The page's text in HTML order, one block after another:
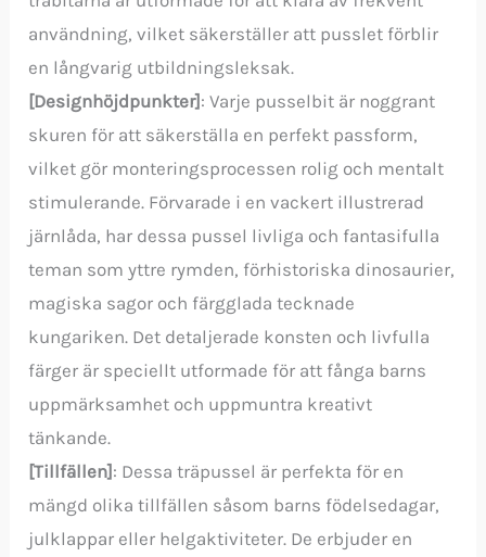
användning, vilket säkerställer att pusslet förblir
en långvarig utbildningsleksak.
[Designhöjdpunkter] : Varje pusselbit är noggrant
skuren för att säkerställa en perfekt passform,
vilket gör monteringsprocessen rolig och mentalt
stimulerande. Förvarade i en vackert illustrerad
järnlåda, har dessa pussel livliga och fantasifulla
teman som yttre rymden, förhistoriska dinosaurier,
magiska sagor och färgglada tecknade
kungariken. Det detaljerade konsten och livfulla
färger är speciellt utformade för att fånga barns
uppmärksamhet och uppmuntra kreativt
tänkande.
[Tillfällen] : Dessa träpussel är perfekta för en
mängd olika tillfällen såsom barns födelsedagar,
julklappar eller helgaktiviteter. De erbjuder en